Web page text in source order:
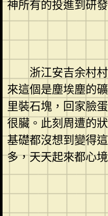
神所有的投進到研
浙江安吉余村
來這個是塵埃塵的
里裝石塊，回家臉
很臟。此刻周遭的
基礎都沒想到變得
多，天天起來都心